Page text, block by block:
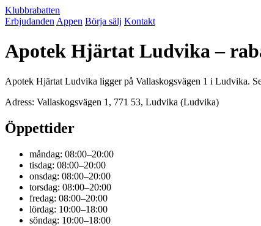
Klubbrabatten
Erbjudanden Appen Börja sälj Kontakt
Apotek Hjärtat Ludvika –
Apotek Hjärtat Ludvika ligger på Vallaskogsvägen 1 i Ludvika.
Adress: Vallaskogsvägen 1, 771 53, Ludvika (Ludvika)
Öppettider
måndag: 08:00–20:00
tisdag: 08:00–20:00
onsdag: 08:00–20:00
torsdag: 08:00–20:00
fredag: 08:00–20:00
lördag: 10:00–18:00
söndag: 10:00–18:00